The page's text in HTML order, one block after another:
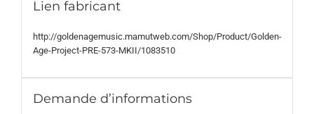
Lien fabricant
http://goldenagemusic.mamutweb.com/Shop/Product/Golden-
Age-Project-PRE-573-MKII/1083510
Demande d’informations